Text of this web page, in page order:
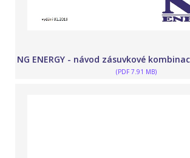
NG ENERGY - návod zásuvkové
(PDF 7.91 MB)